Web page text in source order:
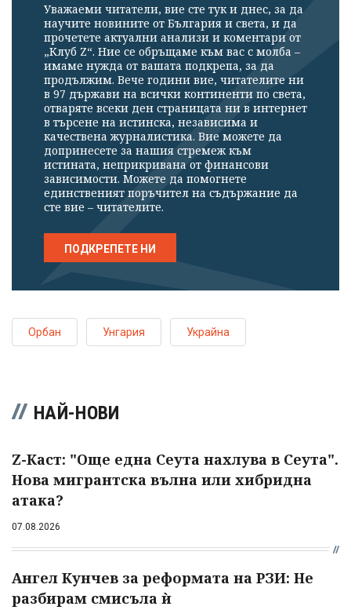
Уважаеми читатели, вие сте тук и днес, за да
научите новините от България и света, и да
прочетете актуални анализи и коментари от
„Клуб Z“. Ние се обръщаме към вас с молба –
имаме нужда от вашата подкрепа, за да
продължим. Вече години вие, читателите ни
в 97 държави на всички континенти по света,
отваряте всеки ден страницата ни в интернет
в търсене на истинска, независима и
качествена журналистика. Вие можете да
допринесете за нашия стремеж към
истината, неприкривана от финансови
зависимости. Можете да помогнете
единственият поръчител на съдържание да
сте вие – читателите.
ПОДКРЕПЕТЕ НИ
Орбан Унгария Украйна
НАЙ-НОВИ
Z-Каст: "Още една Сеута нахлува в Сеута".
Нова мигрантска вълна или хибридна
атака?
07.08.2026
Ангел Кунчев за реформата на РЗИ: Не
разбирам смисъла ѝ